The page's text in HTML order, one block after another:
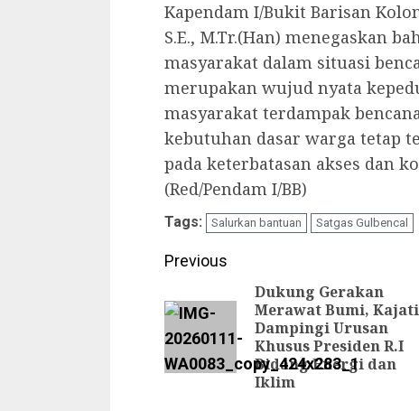
Kapendam I/Bukit Barisan
S.E., M.Tr.(Han) menegaskan
masyarakat dalam situasi
merupakan wujud nyata
masyarakat terdampak
kebutuhan dasar warga tetap
pada keterbatasan akses dan
(Red/Pendam I/BB)
Tags: Salurkan bantuan Satgas Gulbencal
Continue
Reading
Previous
Dukung Gerakan
Merawat Bumi,
Dampingi Urusan
Khusus Presiden R.I
Bidang Energi dan
Iklim